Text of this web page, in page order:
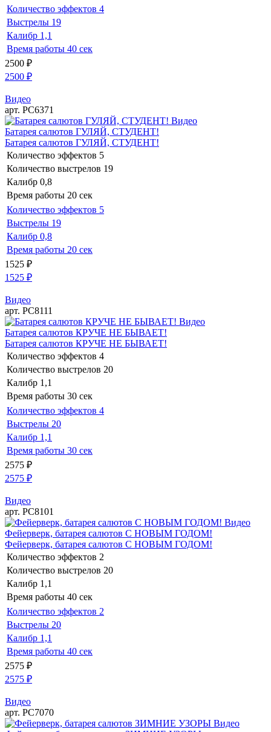
Количество эффектов 4
Выстрелы 19
Калибр 1,1
Время работы 40 сек
2500 ₽
2500 ₽
Видео
арт. РС6371
Видео
Батарея салютов ГУЛЯЙ, СТУДЕНТ!
Батарея салютов ГУЛЯЙ, СТУДЕНТ!
Количество эффектов 5
Количество выстрелов 19
Калибр 0,8
Время работы 20 сек
Количество эффектов 5
Выстрелы 19
Калибр 0,8
Время работы 20 сек
1525 ₽
1525 ₽
Видео
арт. РС8111
Видео
Батарея салютов КРУЧЕ НЕ БЫВАЕТ!
Батарея салютов КРУЧЕ НЕ БЫВАЕТ!
Количество эффектов 4
Количество выстрелов 20
Калибр 1,1
Время работы 30 сек
Количество эффектов 4
Выстрелы 20
Калибр 1,1
Время работы 30 сек
2575 ₽
2575 ₽
Видео
арт. РС8101
Видео
Фейерверк, батарея салютов С НОВЫМ ГОДОМ!
Фейерверк, батарея салютов С НОВЫМ ГОДОМ!
Количество эффектов 2
Количество выстрелов 20
Калибр 1,1
Время работы 40 сек
Количество эффектов 2
Выстрелы 20
Калибр 1,1
Время работы 40 сек
2575 ₽
2575 ₽
Видео
арт. РС7070
Видео